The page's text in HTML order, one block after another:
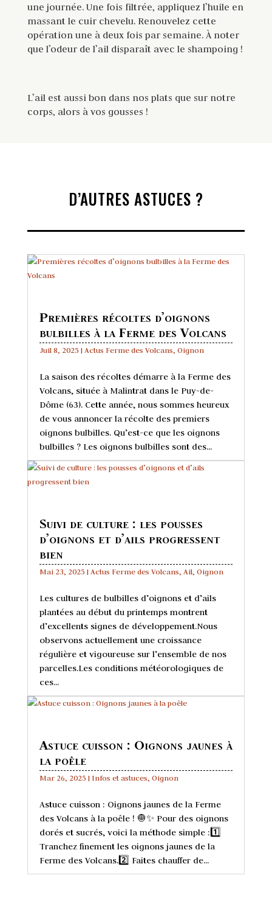
une journée. Une fois filtrée, appliquez l’huile en
massant le cuir chevelu. Renouvelez cette
opération une à deux fois par semaine. À noter
que l’odeur de l’ail disparaît avec le shampoing !
L’ail est aussi bon dans nos plats que sur notre
corps, alors à vos gousses !
D’AUTRES ASTUCES ?
Premières récoltes d’oignons
bulbilles à la Ferme des Volcans
Juil 8, 2025 | Actus Ferme des Volcans, Oignon
La saison des récoltes démarre à la Ferme des
Volcans, située à Malintrat dans le Puy-de-
Dôme (63). Cette année, nous sommes heureux
de vous annoncer la récolte des premiers
oignons bulbilles. Qu’est-ce que les oignons
bulbilles ? Les oignons bulbilles sont des...
Suivi de culture : les pousses
d’oignons et d’ails progressent
bien
Mai 23, 2025 | Actus Ferme des Volcans, Ail, Oignon
Les cultures de bulbilles d’oignons et d’ails
plantées au début du printemps montrent
d’excellents signes de développement.Nous
observons actuellement une croissance
régulière et vigoureuse sur l’ensemble de nos
parcelles.Les conditions météorologiques de
ces...
Astuce cuisson : Oignons jaunes à
la poêle
Mar 26, 2025 | Infos et astuces, Oignon
Astuce cuisson : Oignons jaunes de la Ferme
des Volcans à la poêle ! 🧅✨ Pour des oignons
dorés et sucrés, voici la méthode simple :1️⃣
Tranchez finement les oignons jaunes de la
Ferme des Volcans.2️⃣ Faites chauffer de...